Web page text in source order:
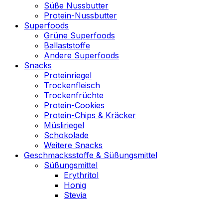
Süße Nussbutter
Protein-Nussbutter
Superfoods
Grüne Superfoods
Ballaststoffe
Andere Superfoods
Snacks
Proteinriegel
Trockenfleisch
Trockenfrüchte
Protein-Cookies
Protein-Chips & Kräcker
Müsliriegel
Schokolade
Weitere Snacks
Geschmacksstoffe & Süßungsmittel
Süßungsmittel
Erythritol
Honig
Stevia